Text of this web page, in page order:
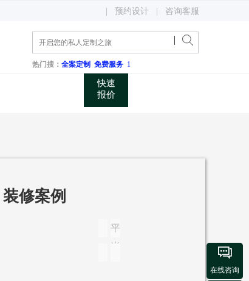
咨询电话 400 048 0731
预约设计 咨询客服
热门搜： 全案定制 免费服务 1
快速
报价

在线咨询
装修案例
平
米